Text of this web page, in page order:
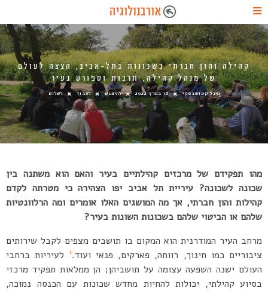
קהילה והון חברתי בשכונות בתל-אביב, הצצה לעולם
של מנהל קהילה, תרבות וספורט בעיר
מיכל קטושבסקי 16 במרץ 2022 להיפגש לעבוד לשלוט
מהו תפקידם של מרכזים קהילתיים בעיר והאם הוא משתנה בין
שכונה לשכונה? עיריית תל אביב יפו הצהירה כי מטרתה לקדם
קהילות והון חברתי, אך מה המושגים האלו אומרים ומה הרלוונטיות
שלהם או הביטוי שלהם בשכונות השונות בעיר?
מרחב העיר המודרנית הוא המקום בו תושבים מצפים לקבל שירותים
ציבוריים כמו חינוך, רווחה, פארקים, פנאי ועוד.1
לעיריות ברחבי
העולם ישנה השפעה עצומה על תושביהן; הן ממלאות תפקיד מרכזי
בסיוע קהילתי, יכולות להחיות מחדש שכונות עם הכנסה נמוכה,